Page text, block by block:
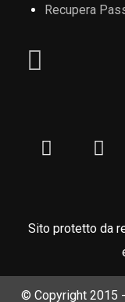
Recupera
Sito protetto da
© Copyright 2015 -